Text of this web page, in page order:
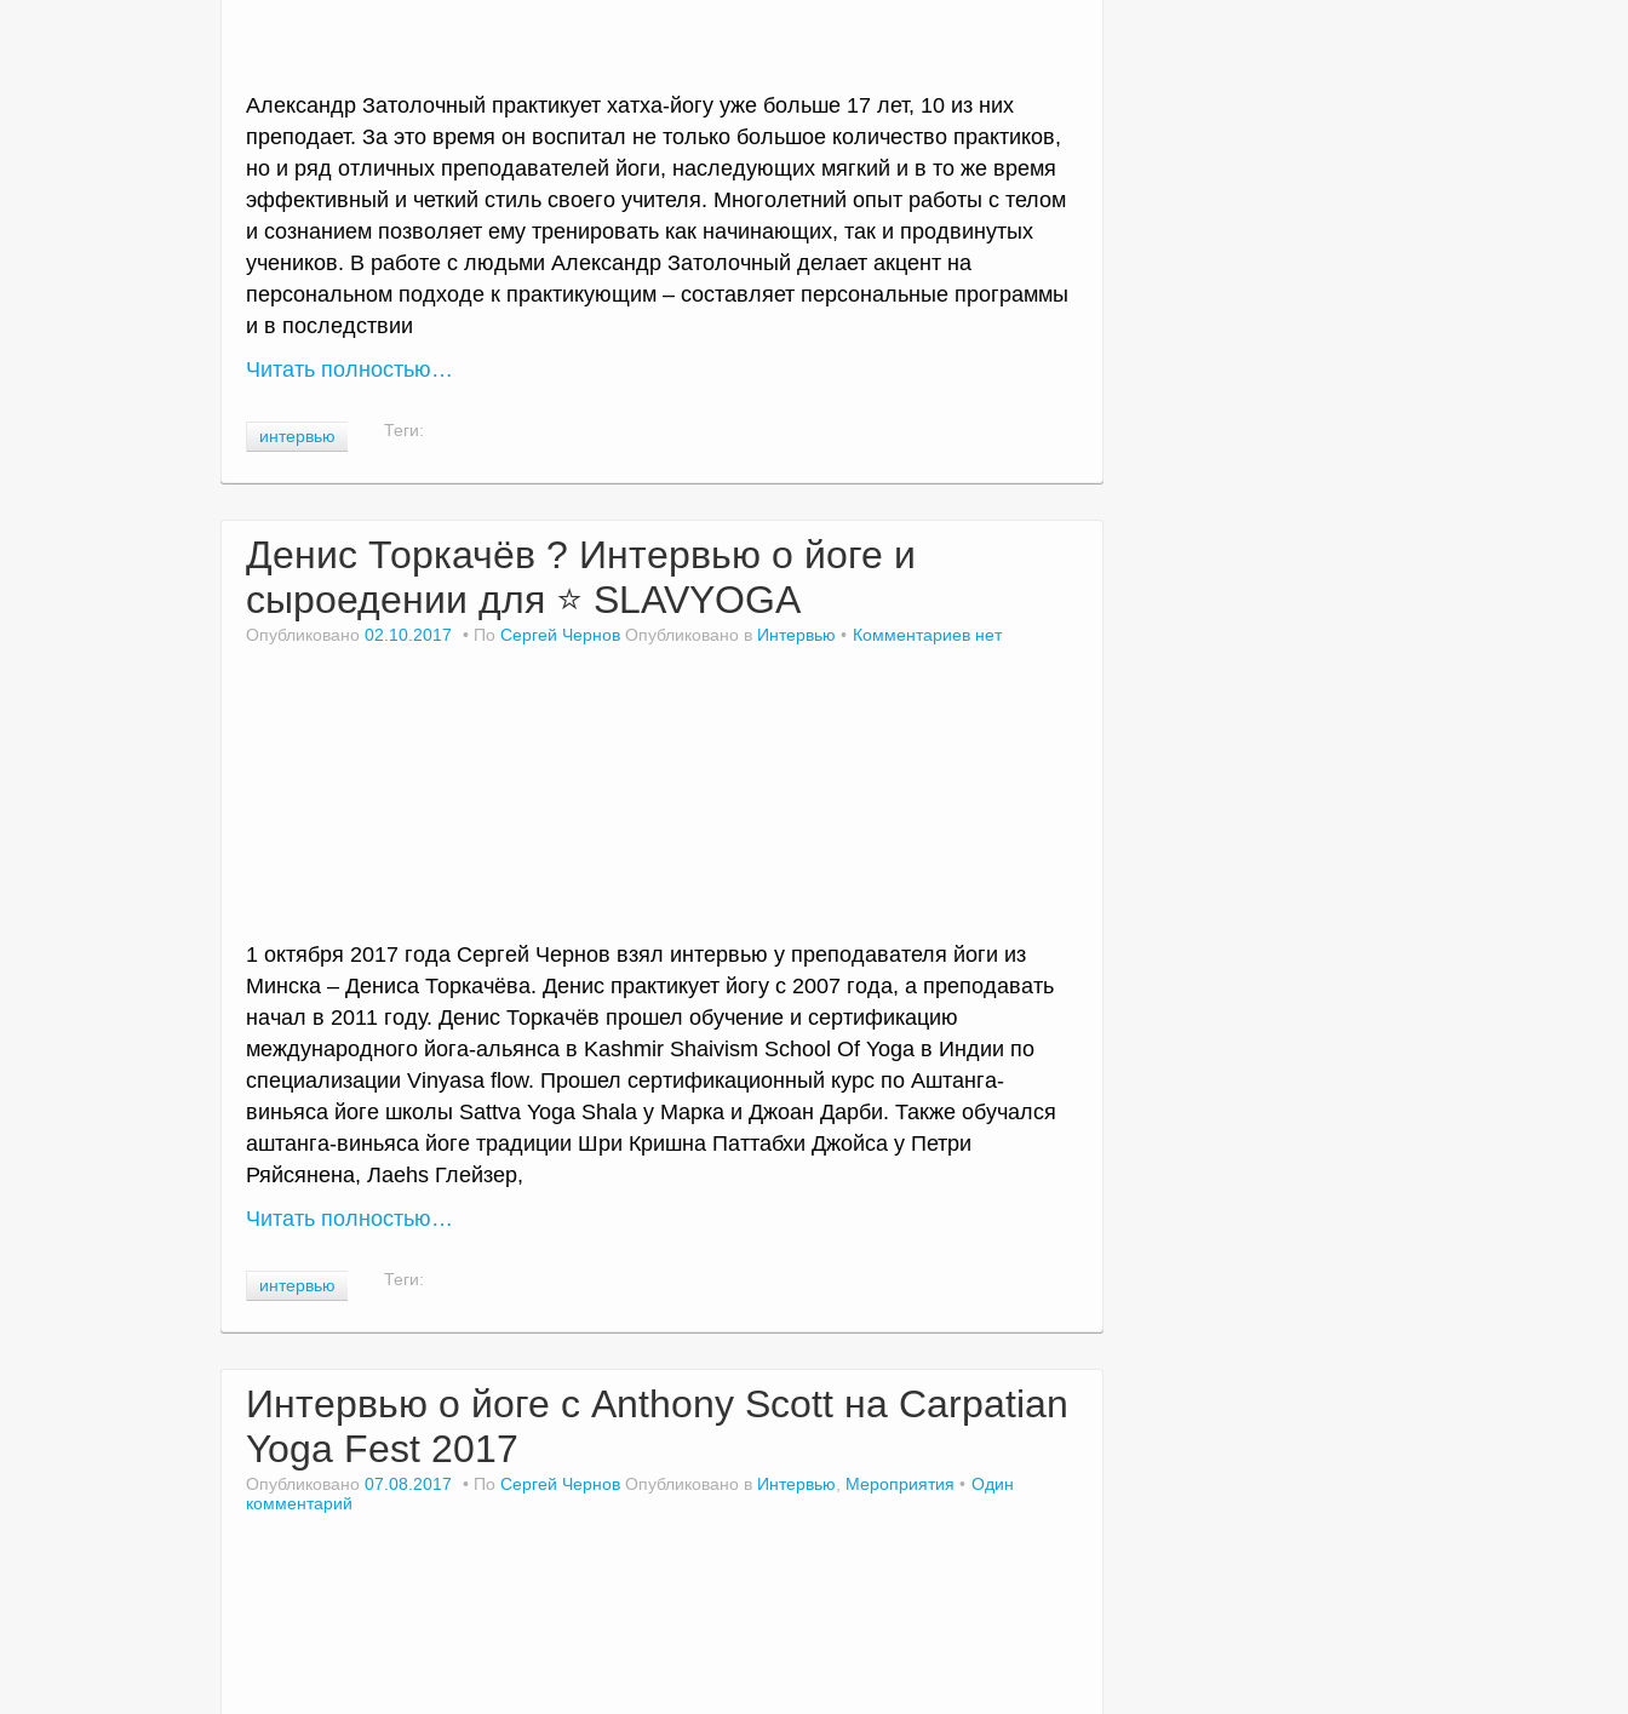
Александр Затолочный практикует хатха-йогу уже больше 17 лет, 10 из них
преподает. За это время он воспитал не только большое количество практиков,
но и ряд отличных преподавателей йоги, наследующих мягкий и в то же время
эффективный и четкий стиль своего учителя. Многолетний опыт работы с телом
и сознанием позволяет ему тренировать как начинающих, так и продвинутых
учеников. В работе с людьми Александр Затолочный делает акцент на
персональном подходе к практикующим – составляет персональные программы
и в последствии
Читать полностью…
Теги:
интервью
Денис Торкачёв ? Интервью о йоге и
сыроедении для ⭐ SLAVYOGA
Опубликовано 02.10.2017 По Сергей Чернов Опубликовано в Интервью Комментариев нет
1 октября 2017 года Сергей Чернов взял интервью у преподавателя йоги из
Минска – Дениса Торкачёва. Денис практикует йогу с 2007 года, а преподавать
начал в 2011 году. Денис Торкачёв прошел обучение и сертификацию
международного йога-альянса в Kashmir Shaivism School Of Yoga в Индии по
специализации Vinyasa flow. Прошел сертификационный курс по Аштанга-
виньяса йоге школы Sattva Yoga Shala у Марка и Джоан Дарби. Также обучался
аштанга-виньяса йоге традиции Шри Кришна Паттабхи Джойса у Петри
Ряйсянена, Лаehs Глейзер,
Читать полностью…
Теги:
интервью
Интервью о йоге с Anthony Scott на Carpatian
Yoga Fest 2017
Опубликовано 07.08.2017 По Сергей Чернов Опубликовано в Интервью Мероприятия
Один
комментарий